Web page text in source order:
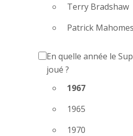
Terry Bradshaw
Patrick Mahomes
En quelle année le
joué ?
1967
1965
1970